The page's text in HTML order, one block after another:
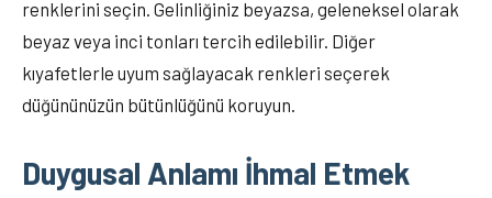
renklerini seçin. Gelinliğiniz beyazsa, geleneksel olarak
beyaz veya inci tonları tercih edilebilir. Diğer
kıyafetlerle uyum sağlayacak renkleri seçerek
düğününüzün bütünlüğünü koruyun.
Duygusal Anlamı İhmal Etmek